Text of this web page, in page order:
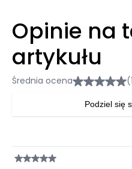
Opinie na
artykułu
Średnia ocena
Podziel się